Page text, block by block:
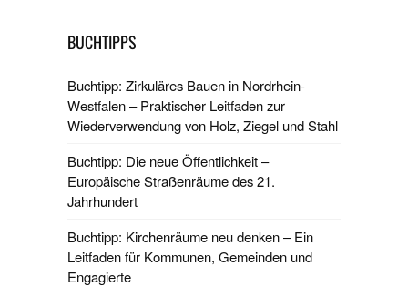
BUCHTIPPS
Buchtipp: Zirkuläres Bauen in Nordrhein-
Westfalen – Praktischer Leitfaden zur
Wiederverwendung von Holz, Ziegel und Stahl
Buchtipp: Die neue Öffentlichkeit –
Europäische Straßenräume des 21.
Jahrhundert
Buchtipp: Kirchenräume neu denken – Ein
Leitfaden für Kommunen, Gemeinden und
Engagierte